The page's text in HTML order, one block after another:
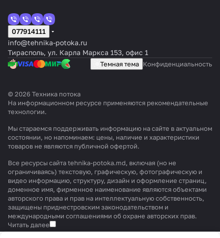
077914111
info@tehnika-potoka.ru
Тирасполь, ул. Карла Маркса 153, офис 1
Темная тема Конфиденциальность
© 2026 Техника потока
На информационном ресурсе применяются рекомендательные
технологии.
Мы стараемся поддерживать информацию на сайте в актуальном
состоянии, но напоминаем: цены, наличие и характеристики
товаров не являются публичной офертой.
Все ресурсы сайта tehnika-potoka.md, включая (но не
ограничиваясь) текстовую, графическую, фотографическую и
видео информацию, структуру, дизайн и оформление страниц,
доменное имя, фирменное наименование являются объектами
авторского права и прав на интеллектуальную собственность,
защищены приднестровским законодательством и
международными соглашениями об охране авторских прав.
Читать далее